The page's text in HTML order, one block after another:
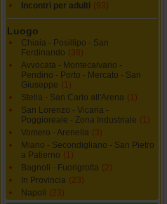
Incontri per adulti (93)
Luogo
Chiaia - Posillipo - San
Ferdinando (38)
Avvocata - Montecalvario -
Pendino - Porto - Mercato - San
Giuseppe (1)
Stella - San Carlo all'Arena (1)
San Lorenzo - Vicaria -
Poggioreale - Zona Industriale (1)
Vomero - Arenella (3)
Miano - Secondigliano - San Pietro
a Patierno (1)
Bagnoli - Fuorigrotta (2)
In Provincia (23)
Napoli (23)